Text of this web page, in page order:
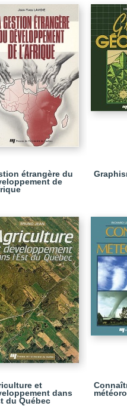
étrangère du
de
et
dans
du Québec